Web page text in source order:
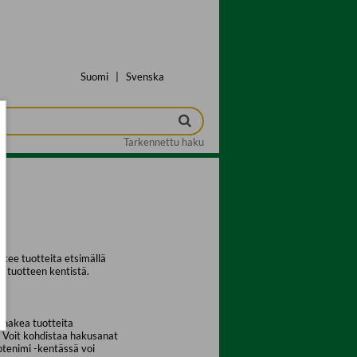
Suomi Svenska
Tarkennettu haku
tuotteita etsimällä
tuotteen kentistä.
hakea tuotteita
kohdistaa hakusanat
-kentässä voi